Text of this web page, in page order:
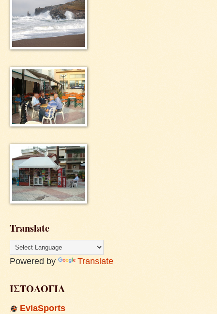
Translate
Powered by Translate
ΙΣΤΟΛΟΓΙΑ
EviaSports